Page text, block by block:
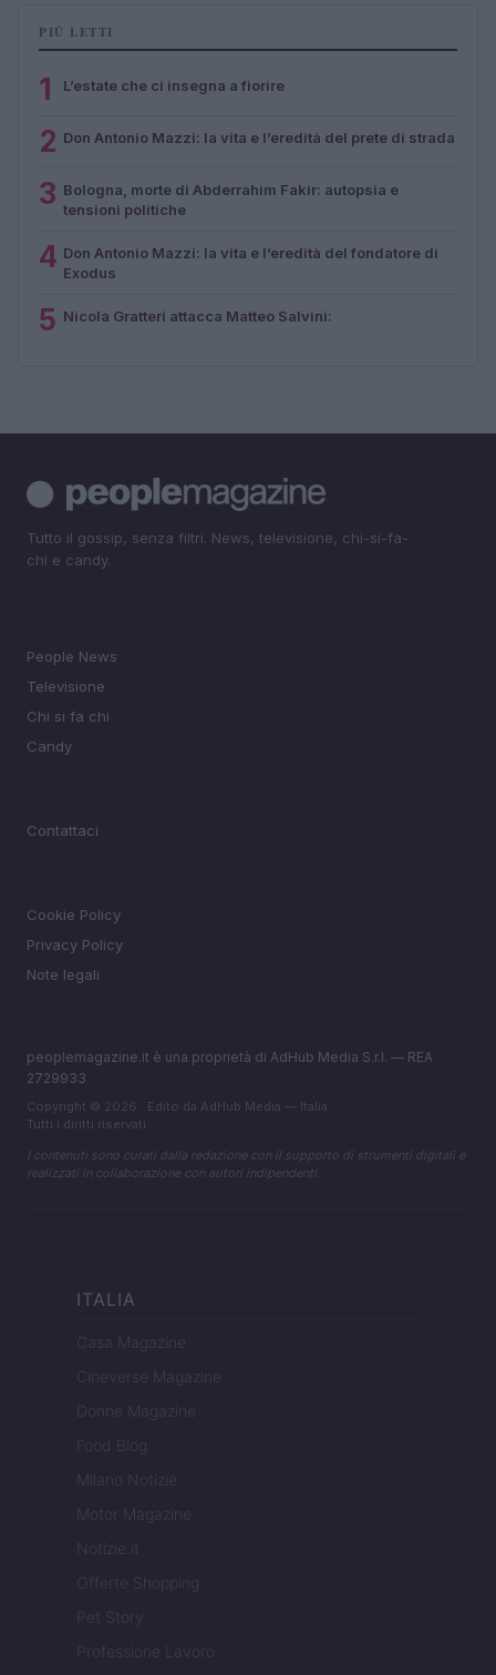
PIÙ LETTI
1 L’estate che ci insegna a fiorire
2 Don Antonio Mazzi: la vita e l’eredità del prete di strada
3 Bologna, morte di Abderrahim Fakir: autopsia e
tensioni politiche
4 Don Antonio Mazzi: la vita e l’eredità del fondatore di
Exodus
5 Nicola Gratteri attacca Matteo Salvini:
Tutto il gossip, senza filtri. News, televisione, chi-si-fa-
chi e candy.
People News
Televisione
Chi si fa chi
Candy
Contattaci
Cookie Policy
Privacy Policy
Note legali
peoplemagazine.it è una proprietà di AdHub Media S.r.l. — REA
2729933
Copyright © 2026 · Edito da AdHub Media — Italia
Tutti i diritti riservati
I contenuti sono curati dalla redazione con il supporto di strumenti digitali e
realizzati in collaborazione con autori indipendenti.
ITALIA
Casa Magazine
Cineverse Magazine
Donne Magazine
Food Blog
Milano Notizie
Motor Magazine
Notizie.it
Offerte Shopping
Pet Story
Professione Lavoro